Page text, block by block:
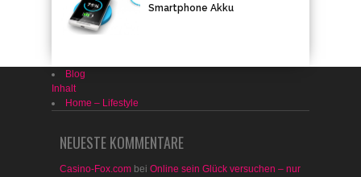
Smartphone Akku
Blog
Inhalt
Home – Lifestyle
NEUESTE KOMMENTARE
Casino-Fox.com bei Online sein Glück versuchen – nur